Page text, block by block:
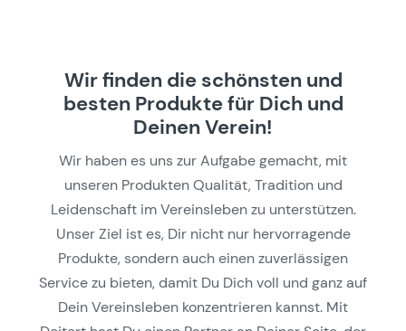
Wir finden die schönsten und
besten Produkte für Dich und
Deinen Verein!
Wir haben es uns zur Aufgabe gemacht, mit
unseren Produkten Qualität, Tradition und
Leidenschaft im Vereinsleben zu unterstützen.
Unser Ziel ist es, Dir nicht nur hervorragende
Produkte, sondern auch einen zuverlässigen
Service zu bieten, damit Du Dich voll und ganz auf
Dein Vereinsleben konzentrieren kannst. Mit